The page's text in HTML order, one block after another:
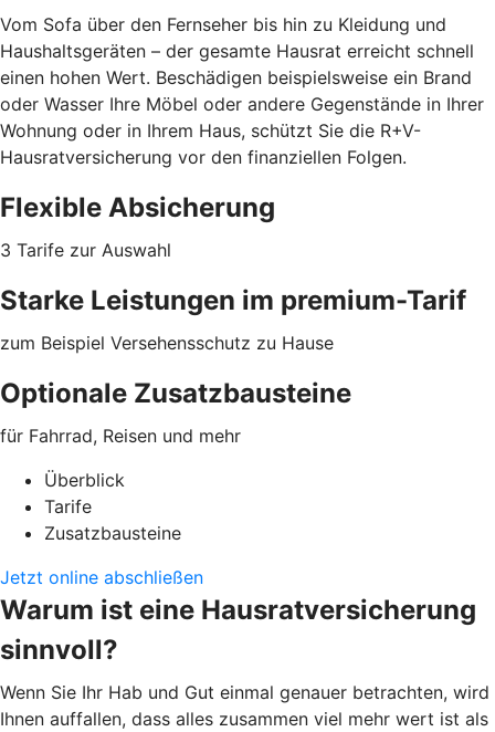
Vom Sofa über den Fernseher bis hin zu Kleidung und
Haushaltsgeräten – der gesamte Hausrat erreicht schnell
einen hohen Wert. Beschädigen beispielsweise ein Brand
oder Wasser Ihre Möbel oder andere Gegenstände in Ihrer
Wohnung oder in Ihrem Haus, schützt Sie die R+V-
Hausratversicherung vor den finanziellen Folgen.
Flexible Absicherung
3 Tarife zur Auswahl
Starke Leistungen im premium-Tarif
zum Beispiel Versehensschutz zu Hause
Optionale Zusatzbausteine
für Fahrrad, Reisen und mehr
Überblick
Tarife
Zusatzbausteine
Jetzt online abschließen
Warum ist eine Hausratversicherung
sinnvoll?
Wenn Sie Ihr Hab und Gut einmal genauer betrachten, wird
Ihnen auffallen, dass alles zusammen viel mehr wert ist als